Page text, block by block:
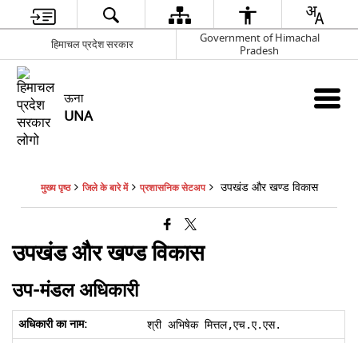
हिमाचल प्रदेश सरकार
Government of Himachal
Pradesh
ऊना
UNA
मुख्य पृष्ठ जिले के बारे में प्रशासनिक सेटअप उपखंड और खण्ड विकास
उपखंड और खण्ड विकास
उप-मंडल अधिकारी
श्री अभिषेक मित्तल,एच.ए.एस.